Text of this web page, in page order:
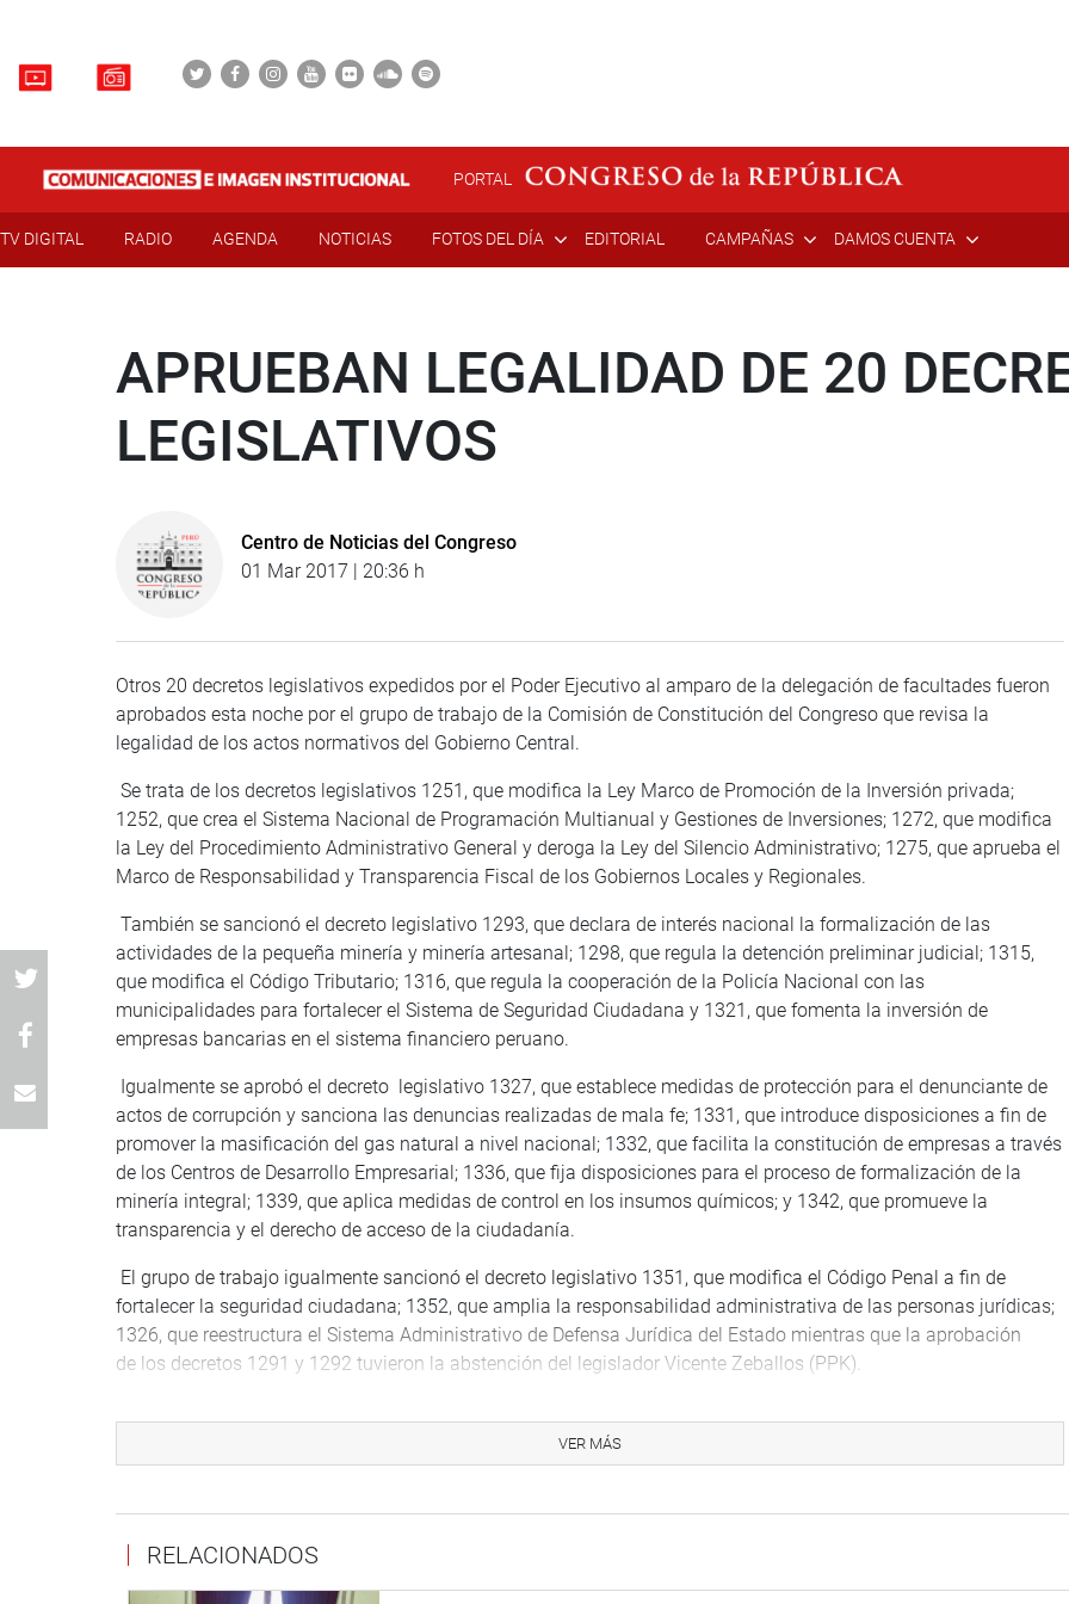
PORTAL
TV DIGITAL RADIO AGENDA NOTICIAS FOTOS DEL DÍA EDITORIAL CAMPAÑAS DAMOS CUENTA
APRUEBAN LEGALIDAD DE 20
LEGISLATIVOS
Centro de Noticias del Congreso
01 Mar 2017 | 20:36 h
Otros 20 decretos legislativos expedidos por el Poder Ejecutivo al amparo de la delegación de facultades fueron
aprobados esta noche por el grupo de trabajo de la Comisión de Constitución del Congreso que revisa la
legalidad de los actos normativos del Gobierno Central.
Se trata de los decretos legislativos 1251, que modifica la Ley Marco de Promoción de la Inversión privada;
1252, que crea el Sistema Nacional de Programación Multianual y Gestiones de Inversiones; 1272, que modifica
la Ley del Procedimiento Administrativo General y deroga la Ley del Silencio Administrativo; 1275, que aprueba el
Marco de Responsabilidad y Transparencia Fiscal de los Gobiernos Locales y Regionales.
También se sancionó el decreto legislativo 1293, que declara de interés nacional la formalización de las
actividades de la pequeña minería y minería artesanal; 1298, que regula la detención preliminar judicial; 1315,
que modifica el Código Tributario; 1316, que regula la cooperación de la Policía Nacional con las
municipalidades para fortalecer el Sistema de Seguridad Ciudadana y 1321, que fomenta la inversión de
empresas bancarias en el sistema financiero peruano.
Igualmente se aprobó el decreto legislativo 1327, que establece medidas de protección para el denunciante de
actos de corrupción y sanciona las denuncias realizadas de mala fe; 1331, que introduce disposiciones a fin de
promover la masificación del gas natural a nivel nacional; 1332, que facilita la constitución de empresas a través
de los Centros de Desarrollo Empresarial; 1336, que fija disposiciones para el proceso de formalización de la
minería integral; 1339, que aplica medidas de control en los insumos químicos; y 1342, que promueve la
transparencia y el derecho de acceso de la ciudadanía.
El grupo de trabajo igualmente sancionó el decreto legislativo 1351, que modifica el Código Penal a fin de
fortalecer la seguridad ciudadana; 1352, que amplia la responsabilidad administrativa de las personas jurídicas;
1326, que reestructura el Sistema Administrativo de Defensa Jurídica del Estado mientras que la aprobación
de los decretos 1291 y 1292 tuvieron la abstención del legislador Vicente Zeballos (PPK).
grupo de trabajo y Vicente Zeballos (PPK). No se presentó Javier Velásquez Quesquén, de la Célula
Parlamentaria Aprista.
Se postergó para la próxima convocatoria la revisión de los decretos legislativos 1309, 1313, 1320, 1345, 1284,
1353, 1276, 1341 y 1333. En este último caso las legisladoras Tania Pariona y María Elena Foronda, ambas de
Frente Amplio, pidieron la derogatoria porque viola la Constitución Politica y vulnera los derechos territoriales de
VER MÁS
RELACIONADOS